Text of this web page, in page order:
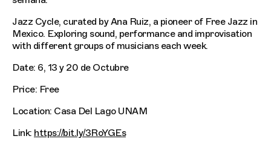
Jazz Cycle, curated by Ana Ruiz, a pioneer of Free Jazz in
Mexico. Exploring sound, performance and improvisation
with different groups of musicians each week.
Date: 6, 13 y 20 de Octubre
Price: Free
Location: Casa Del Lago UNAM
Link: https://bit.ly/3RoYGEs